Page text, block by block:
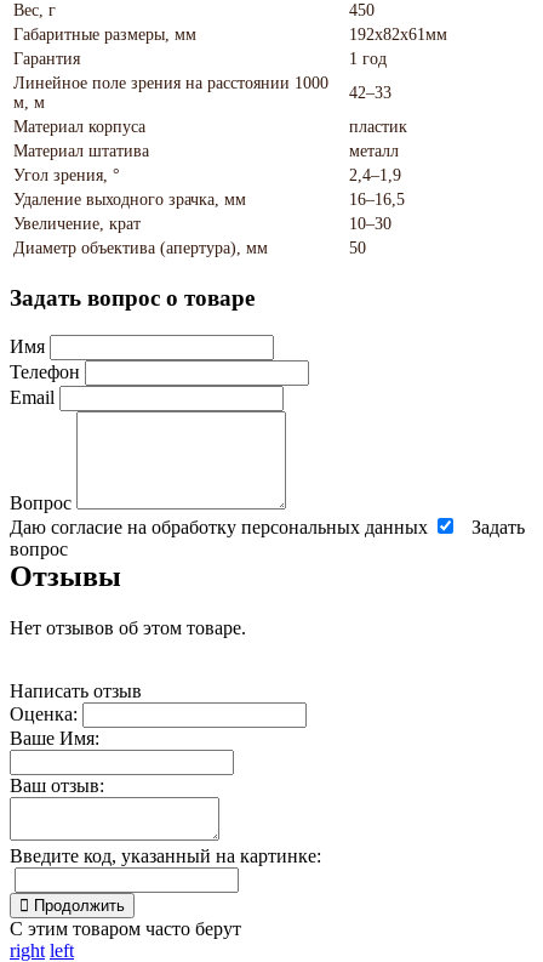
Вес, г
450
Габаритные размеры, мм
192x82x61мм
Гарантия
1 год
Линейное поле зрения на расстоянии 1000
м, м
42–33
Материал корпуса
пластик
Материал штатива
металл
Угол зрения, °
2,4–1,9
Удаление выходного зрачка, мм
16–16,5
Увеличение, крат
10–30
Диаметр объектива (апертура), мм
50
Задать вопрос о товаре
Имя
Телефон
Email
Вопрос
Даю согласие на обработку персональных данных
Задать
вопрос
Отзывы
Нет отзывов об этом товаре.
Написать отзыв
Оценка:
Ваше Имя:
Ваш отзыв:
Введите код, указанный на картинке:
Продолжить
С этим товаром часто берут
right left